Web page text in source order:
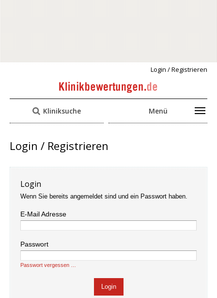
Login / Registrieren
Kliniksuche Menü
Login / Registrieren
Login
Wenn Sie bereits angemeldet sind und ein Passwort haben.
E-Mail Adresse
Passwort
Passwort vergessen …